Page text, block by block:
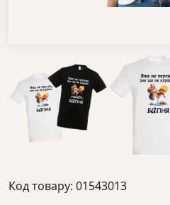
Код товару: 01543013